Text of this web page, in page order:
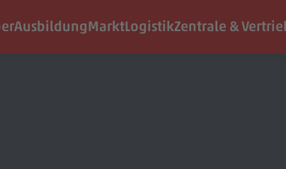
AusbildungMarktLogistikZentrale &